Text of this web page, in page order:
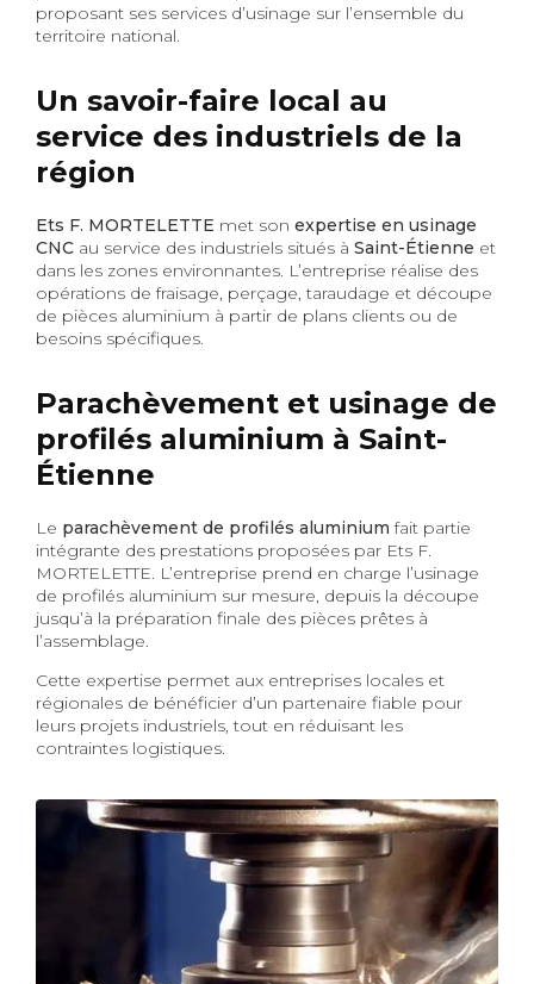
proposant ses services d’usinage sur l’ensemble du
territoire national.
Un savoir-faire local au
service des industriels de la
région
Ets F. MORTELETTE met son expertise en usinage
CNC au service des industriels situés à Saint-Étienne et
dans les zones environnantes. L’entreprise réalise des
opérations de fraisage, perçage, taraudage et découpe
de pièces aluminium à partir de plans clients ou de
besoins spécifiques.
Parachèvement et usinage de
profilés aluminium à Saint-
Étienne
Le parachèvement de profilés aluminium fait partie
intégrante des prestations proposées par Ets F.
MORTELETTE. L’entreprise prend en charge l’usinage
de profilés aluminium sur mesure, depuis la découpe
jusqu’à la préparation finale des pièces prêtes à
l’assemblage.
Cette expertise permet aux entreprises locales et
régionales de bénéficier d’un partenaire fiable pour
leurs projets industriels, tout en réduisant les
contraintes logistiques.